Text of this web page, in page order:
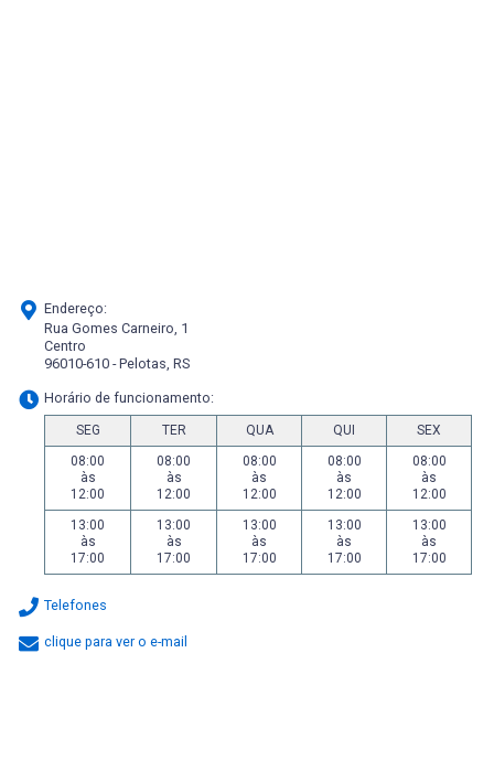
Endereço:
Rua Gomes Carneiro, 1
Centro
96010-610 - Pelotas, RS
Horário de funcionamento:
SEG TER QUA QUI
SEX
08:00
às
12:00
08:00
às
12:00
08:00
às
12:00
08:00
às
12:00
08:00
às
12:00
13:00
às
17:00
13:00
às
17:00
13:00
às
17:00
13:00
às
17:00
13:00
às
17:00
Telefones
clique para ver o e-mail